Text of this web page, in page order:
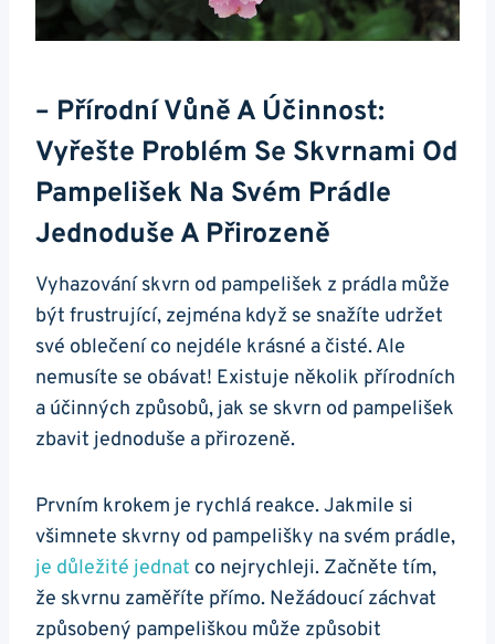
– Přírodní Vůně A Účinnost:
Vyřešte Problém Se Skvrnami Od
Pampelišek Na Svém Prádle
Jednoduše A Přirozeně
Vyhazování skvrn od pampelišek z prádla může
být frustrující, zejména když se snažíte udržet
své oblečení co nejdéle krásné a čisté. Ale
nemusíte se obávat! Existuje několik přírodních
a účinných způsobů, jak se skvrn od pampelišek
zbavit jednoduše a přirozeně.
Prvním krokem je rychlá reakce. Jakmile si
všimnete skvrny od pampelišky na svém prádle,
je důležité jednat co nejrychleji. Začněte tím,
že skvrnu zaměříte přímo. Nežádoucí záchvat
způsobený pampeliškou může způsobit